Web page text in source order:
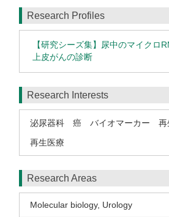
Research Profiles
【研究シーズ集】尿中のマイクロ
上皮がんの診断
Research Interests
泌尿器科 癌 バイオマーカー 再
再生医療
Research Areas
Molecular biology, Urology